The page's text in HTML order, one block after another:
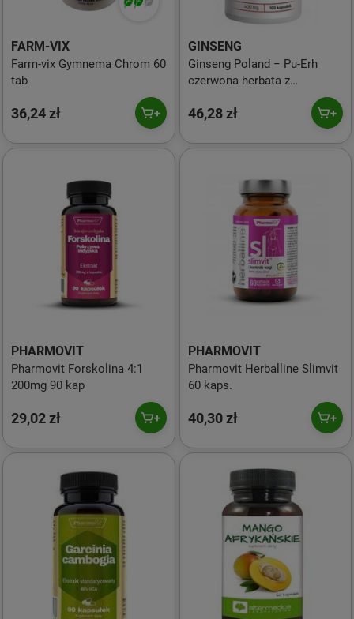
FARM-VIX
Farm-vix Gymnema Chrom 60
tab
36,24 zł
GINSENG
Ginseng Poland − Pu-Erh
czerwona herbata z
46,28 zł
PHARMOVIT
Pharmovit Forskolina 4:1
200mg 90 kap
29,02 zł
PHARMOVIT
Pharmovit Herballine Slimvit
60 kaps.
40,30 zł